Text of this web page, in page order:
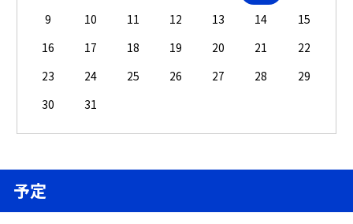
9
10 11 12 13 14
15
16
17 18 19 20 21
22
23
24 25 26 27 28
29
30
31
予定